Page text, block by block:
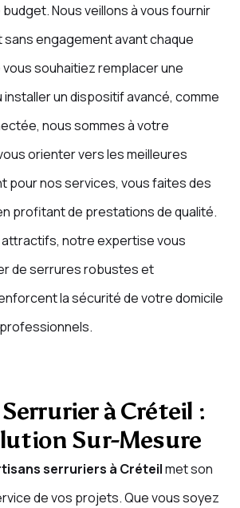
Nous veillons à vous fournir
sans engagement avant chaque
souhaitiez remplacer une
un dispositif avancé, comme
nous sommes à votre
orienter vers les meilleures
pour nos services, vous faites des
profitant de prestations de qualité.
attractifs, notre expertise vous
de serrures robustes et
la sécurité de votre domicile
à Créteil :
Sur-Mesure
serruriers à Créteilmet son
de vos projets. Que vous soyez